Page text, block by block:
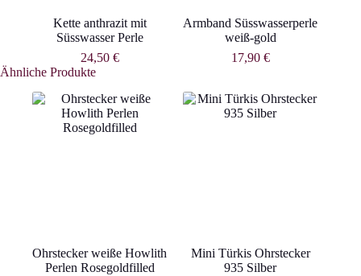
Kette anthrazit mit
Süsswasser Perle
24,50 €
Armband Süsswasserperle
weiß-gold
17,90 €
Ähnliche Produkte
Ohrstecker weiße Howlith
Perlen Rosegoldfilled
Mini Türkis Ohrstecker
935 Silber